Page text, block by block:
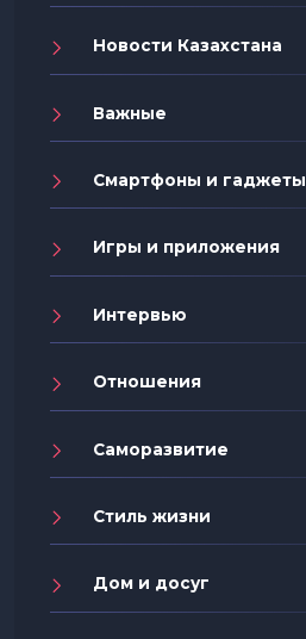
Новости Казахстана
Важные
Смартфоны и гаджеты
Игры и приложения
Интервью
Отношения
Саморазвитие
Стиль жизни
Дом и досуг